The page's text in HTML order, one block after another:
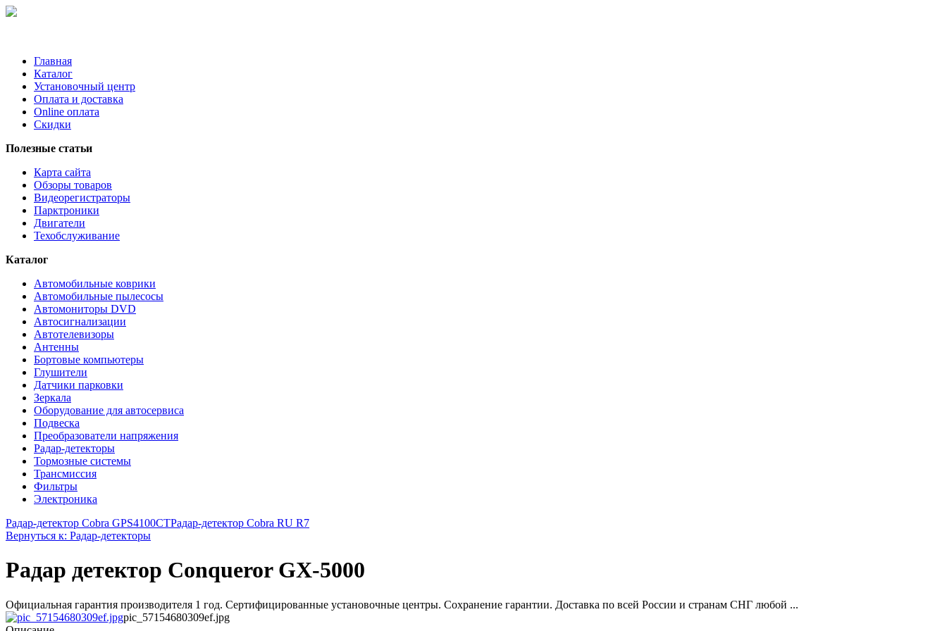
Главная
Каталог
Установочный центр
Оплата и доставка
Online оплата
Скидки
Полезные статьи
Карта сайта
Обзоры товаров
Видеорегистраторы
Парктроники
Двигатели
Техобслуживание
Каталог
Автомобильные коврики
Автомобильные пылесосы
Автомониторы DVD
Автосигнализации
Автотелевизоры
Антенны
Бортовые компьютеры
Глушители
Датчики парковки
Зеркала
Оборудование для автосервиса
Подвеска
Преобразователи напряжения
Радар-детекторы
Тормозные системы
Трансмиссия
Фильтры
Электроника
Радар-детектор Cobra GPS4100СТРадар-детектор Cobra RU R7
Вернуться к: Радар-детекторы
Радар детектор Conqueror GX-5000
Официальная гарантия производителя 1 год. Сертифицированные установочные центры. Сохранение гарантии. Доставка по всей России и странам СНГ любой ...
pic_57154680309ef.jpg